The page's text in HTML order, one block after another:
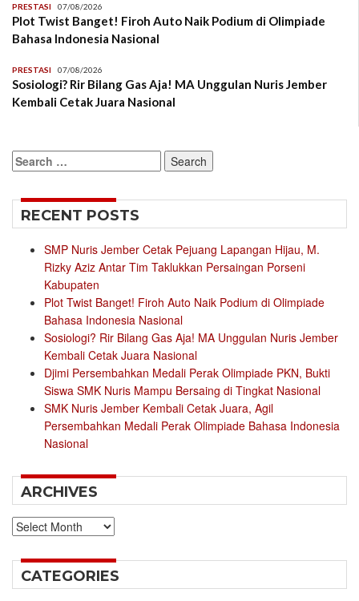
PRESTASI 07/08/2026
Plot Twist Banget! Firoh Auto Naik Podium di Olimpiade
Bahasa Indonesia Nasional
PRESTASI 07/08/2026
Sosiologi? Rir Bilang Gas Aja! MA Unggulan Nuris Jember
Kembali Cetak Juara Nasional
Search
for:
RECENT POSTS
SMP Nuris Jember Cetak Pejuang Lapangan Hijau, M.
Rizky Aziz Antar Tim Taklukkan Persaingan Porseni
Kabupaten
Plot Twist Banget! Firoh Auto Naik Podium di Olimpiade
Bahasa Indonesia Nasional
Sosiologi? Rir Bilang Gas Aja! MA Unggulan Nuris Jember
Kembali Cetak Juara Nasional
Djimi Persembahkan Medali Perak Olimpiade PKN, Bukti
Siswa SMK Nuris Mampu Bersaing di Tingkat Nasional
SMK Nuris Jember Kembali Cetak Juara, Agil
Persembahkan Medali Perak Olimpiade Bahasa Indonesia
Nasional
ARCHIVES
Archives
CATEGORIES